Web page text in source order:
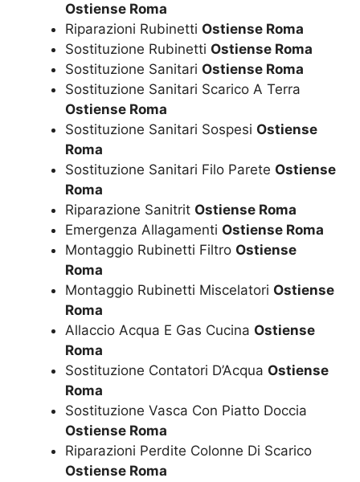
Ostiense Roma
Riparazioni Rubinetti Ostiense Roma
Sostituzione Rubinetti Ostiense Roma
Sostituzione Sanitari Ostiense Roma
Sostituzione Sanitari Scarico A Terra
Ostiense Roma
Sostituzione Sanitari Sospesi Ostiense
Roma
Sostituzione Sanitari Filo Parete Ostiense
Roma
Riparazione Sanitrit Ostiense Roma
Emergenza Allagamenti Ostiense Roma
Montaggio Rubinetti Filtro Ostiense
Roma
Montaggio Rubinetti Miscelatori Ostiense
Roma
Allaccio Acqua E Gas Cucina Ostiense
Roma
Sostituzione Contatori D’Acqua Ostiense
Roma
Sostituzione Vasca Con Piatto Doccia
Ostiense Roma
Riparazioni Perdite Colonne Di Scarico
Ostiense Roma